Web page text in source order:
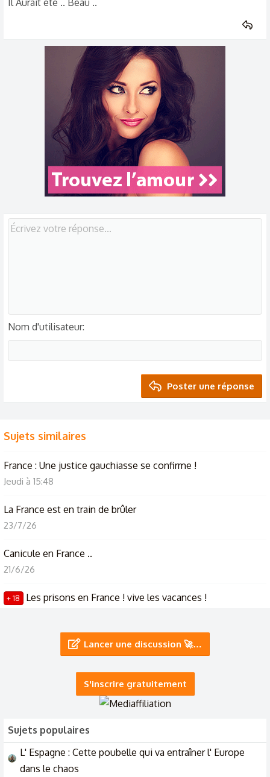
Nom d'utilisateur
Poster une réponse
Sujets similaires
France : Une justice gauchiasse se confirme !
Jeudi à 15:48
La France est en train de brûler
23/7/26
Canicule en France ..
21/6/26
+ 18 Les prisons en France ! vive les vacances !
Comme d'habitude : Une belle m*rde chez La France
Lancer une discussion 🚀…
S'inscrire gratuitement
Sujets populaires
L' Espagne : Cette poubelle qui va entraîner l' Europe
dans le chaos